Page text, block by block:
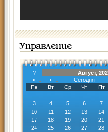
Управление
?
Август,
«
‹ Сегодня
Пн
Вт Ср Чт Пт
3
4 5 6 7
10
11 12 13 14
17
18 19 20 21
24
25 26 27 28